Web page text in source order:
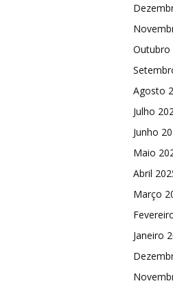
Outubro
Agosto
Julho
Junho
Maio
Abril
Março
Janeiro